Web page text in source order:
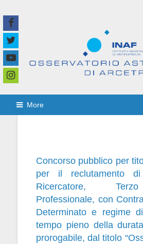
More
Concorso pubblico per
per il reclutamento
Ricercatore,
Professionale, con
Determinato e regime
tempo pieno della
prorogabile, dal titolo